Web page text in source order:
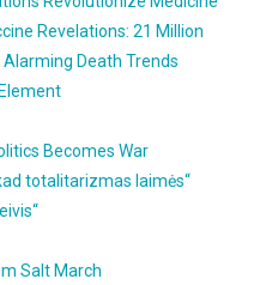
Revelations: 21 Million
Death Trends
Becomes War
totalitarizmas laimės“
Salt March